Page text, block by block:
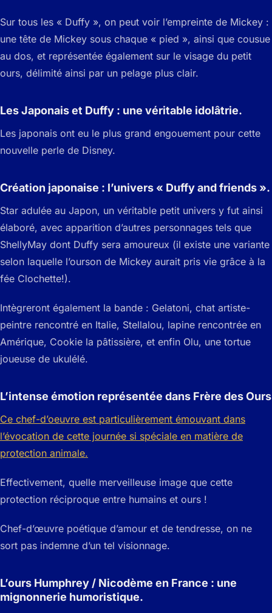
Sur tous les « Duffy », on peut voir l’empreinte de Mickey :
une tête de Mickey sous chaque « pied », ainsi que cousue
au dos, et représentée également sur le visage du petit
ours, délimité ainsi par un pelage plus clair.
Les Japonais et Duffy : une véritable idolâtrie.
Les japonais ont eu le plus grand engouement pour cette
nouvelle perle de Disney.
Création japonaise : l’univers « Duffy and friends ».
Star adulée au Japon, un véritable petit univers y fut ainsi
élaboré, avec apparition d’autres personnages tels que
ShellyMay dont Duffy sera amoureux (il existe une variante
selon laquelle l’ourson de Mickey aurait pris vie grâce à la
fée Clochette!).
Intègreront également la bande : Gelatoni, chat artiste-
peintre rencontré en Italie, Stellalou, lapine rencontrée en
Amérique, Cookie la pâtissière, et enfin Olu, une tortue
joueuse de ukulélé.
L’intense émotion représentée dans Frère des Ours
Ce chef-d’oeuvre est particulièrement émouvant dans
l’évocation de cette journée si spéciale en matière de
protection animale.
Effectivement, quelle merveilleuse image que cette
protection réciproque entre humains et ours !
Chef-d’œuvre poétique d’amour et de tendresse, on ne
sort pas indemne d’un tel visionnage.
L’ours Humphrey / Nicodème en France : une
mignonnerie humoristique.